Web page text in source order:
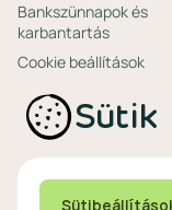
Bankszünnapok és
karbantartás
Cookie beállítások
Ajánlataink non-
profitoknak
számlacsomagok
Megtakarítások non-
Sütik